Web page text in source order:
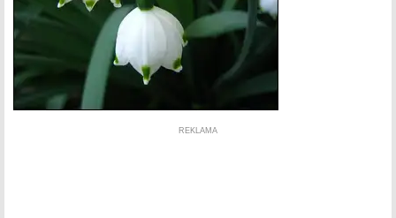
REKLAMA